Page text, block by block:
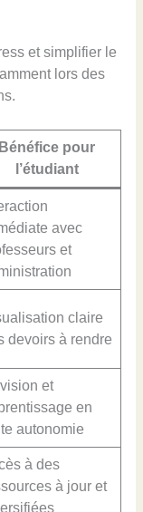
et simplifier le
lors des
Bénéfice pour
l’étudiant
avec
et
claire
devoirs à rendre
et
en
autonomie
à des
à jour et